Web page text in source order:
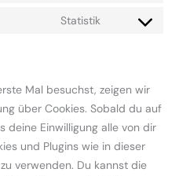
Statistik
Mal besuchst, zeigen wir
über Cookies. Sobald du auf
deine Einwilligung alle von dir
und Plugins wie in dieser
verwenden. Du kannst die